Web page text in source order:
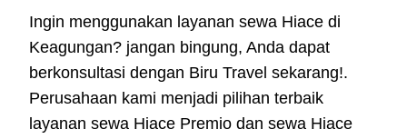
Ingin menggunakan layanan sewa Hiace di
Keagungan? jangan bingung, Anda dapat
berkonsultasi dengan Biru Travel sekarang!.
Perusahaan kami menjadi pilihan terbaik
layanan sewa Hiace Premio dan sewa Hiace